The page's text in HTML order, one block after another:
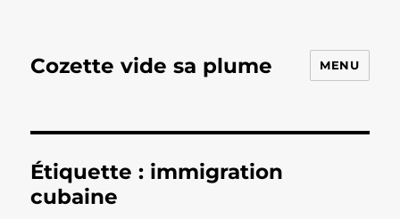
Cozette vide sa plume MENU
Étiquette : immigration
cubaine